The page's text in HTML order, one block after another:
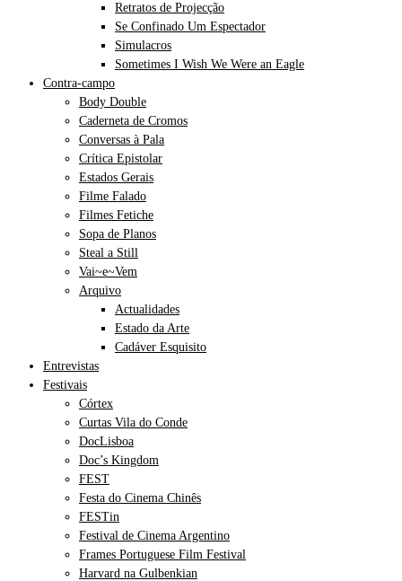
Retratos de Projecção
Se Confinado Um Espectador
Simulacros
Sometimes I Wish We Were an Eagle
Contra-campo
Body Double
Caderneta de Cromos
Conversas à Pala
Crítica Epistolar
Estados Gerais
Filme Falado
Filmes Fetiche
Sopa de Planos
Steal a Still
Vai~e~Vem
Arquivo
Actualidades
Estado da Arte
Cadáver Esquisito
Entrevistas
Festivais
Córtex
Curtas Vila do Conde
DocLisboa
Doc’s Kingdom
FEST
Festa do Cinema Chinês
FESTin
Festival de Cinema Argentino
Frames Portuguese Film Festival
Harvard na Gulbenkian